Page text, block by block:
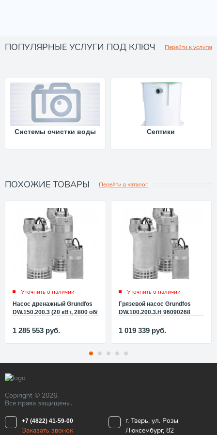
ПОПУЛЯРНЫЕ УСЛУГИ ПОД КЛЮЧ Перейти к услугам
Системы очистки воды Септики
ПОХОЖИЕ ТОВАРЫ Перейти в каталог
Уточнить о наличии
Насос дренажный Grundfos
DW.150.200.3 (20 кВт, 2800 об/
контроля уровня) 96090269
1 285 553 руб.
Уточнить о наличии
Грязевой насос Grundfos
DW.100.200.3.Н 96090268
1 019 339 руб.
Copiright © 2026.
Все права защищены.
+7 (4822) 41-59-00
Заказать звонок
г. Тверь, ул. Розы
Люксембург, 82